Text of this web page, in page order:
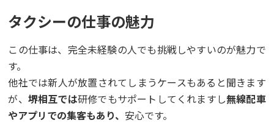
タクシーの仕事の魅力
この仕事は、完全未経験の人でも挑戦しやすいのが魅力で
す。
他社では新人が放置されてしまうケースもあると聞きます
が、 堺相互では研修でもサポートしてくれますし無線配車
やアプリでの集客もあり、 安心です。